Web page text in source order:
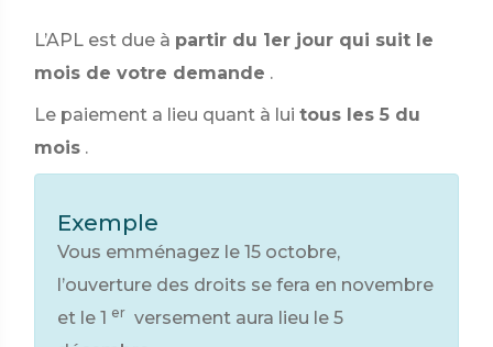
L’APL est due à partir du 1er jour qui suit le
mois de votre demande .
Le paiement a lieu quant à lui tous les 5 du
mois .
Exemple
Vous emménagez le 15 octobre,
l’ouverture des droits se fera en novembre
et le 1 er versement aura lieu le 5